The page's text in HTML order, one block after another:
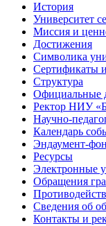
История
Университет
Миссия и
Достижения
Символика
Сертификаты
Структура
Официальные
Ректор НИУ
Научно-
Календарь
Эндаумент-
Ресурсы
Электронные
Обращения
Сведения об
Контакты и